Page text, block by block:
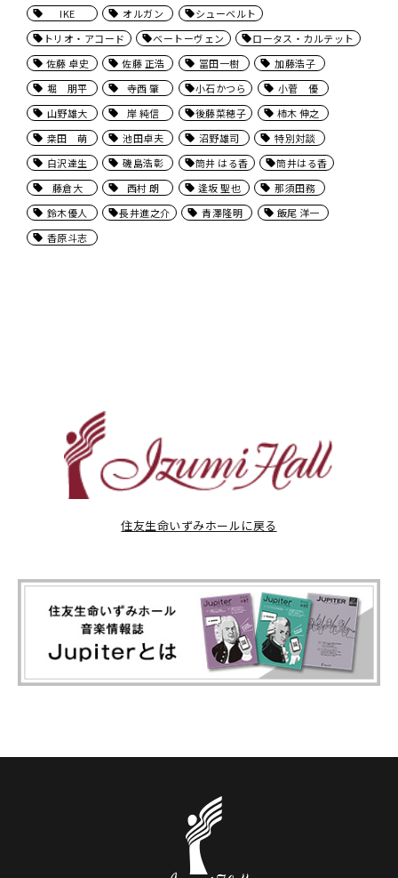
IKE オルガン
シューベルト
トリオ・アコード
ベートーヴェン
ロータス・カルテット
佐藤 卓史
佐藤 正浩 冨田一樹
加藤浩子
堀 朋平
寺西 肇 小石かつら
小菅 優
山野雄大
岸 純信 後藤菜穂子
柿木 伸之
桒田 萌
池田卓夫 沼野雄司
特別対談
白沢達生
磯島浩彰 筒井 はる香
筒井はる香
藤倉大
西村 朗 逢坂 聖也
那須田務
鈴木優人
長井進之介 青澤隆明
飯尾 洋一
香原斗志
住友生命いずみホールに戻る